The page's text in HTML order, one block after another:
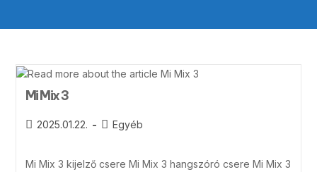
Mi Mix 3
2025.01.22. Egyéb
Mi Mix 3 kijelző csere Mi Mix 3 hangszóró csere Mi Mix 3